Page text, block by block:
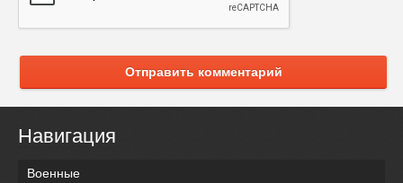
Отправить комментарий
Навигация
Военные